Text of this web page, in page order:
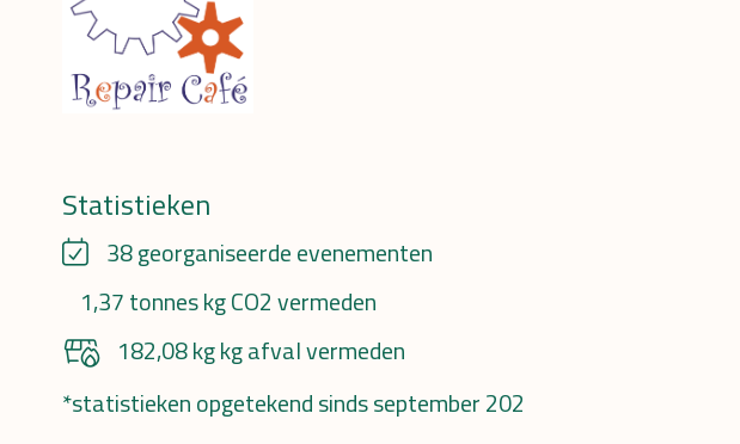
Statistieken
38 georganiseerde evenementen
1,37 tonnes kg CO2 vermeden
182,08 kg kg afval vermeden
*statistieken opgetekend sinds september 202